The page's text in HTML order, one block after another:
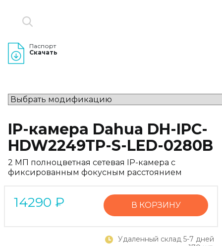
Паспорт
Скачать
IP-камера Dahua DH-IPC-
HDW2249TP-S-LED-0280B
2 МП полноцветная сетевая IP-камера с
фиксированным фокусным расстоянием
14290 ₽ В КОРЗИНУ
Удаленный склад 5-7 дней